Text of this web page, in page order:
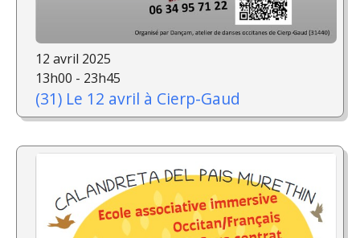
12 avril 2025
13h00 - 23h45
(31) Le 12 avril à Cierp-Gaud